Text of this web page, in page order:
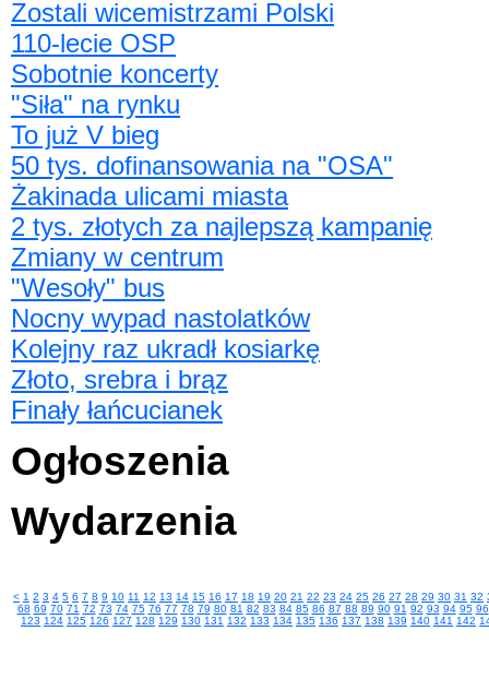
Zostali wicemistrzami Polski
110-lecie OSP
Sobotnie koncerty
"Siła" na rynku
To już V bieg
50 tys. dofinansowania na "OSA"
Żakinada ulicami miasta
2 tys. złotych za najlepszą kampanię
Zmiany w centrum
"Wesoły" bus
Nocny wypad nastolatków
Kolejny raz ukradł kosiarkę
Złoto, srebra i brąz
Finały łańcucianek
Ogłoszenia
Wydarzenia
< 1 2 3 4 5 6 7 8 9 10 11 12 13 14 15 16 17 18 19 20 21 22 23 24 25 26 27 28 29 30 31 32
68 69 70 71 72 73 74 75 76 77 78 79 80 81 82 83 84 85 86 87 88 89 90 91 92 93 94 95 96
123 124 125 126 127 128 129 130 131 132 133 134 135 136 137 138 139 140 141 142